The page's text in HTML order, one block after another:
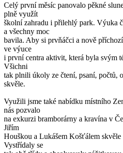
Celý první měsíc panovalo pěkné
plně využít
školní zahradu i přilehlý park. Výuka
a všechny moc
bavila. Aby si prvňáčci a nově
ve výuce
i první centra aktivit, která byla svým
Všichni
tak plnili úkoly ze čtení, psaní, počtů,
skvěle.
Využili jsme také nabídku místního
nás pozvalo
na exkurzi bramborárny a kravína v
Jiřím
Houškou a Lukášem Košťálem skvěle
Vystřídaly se